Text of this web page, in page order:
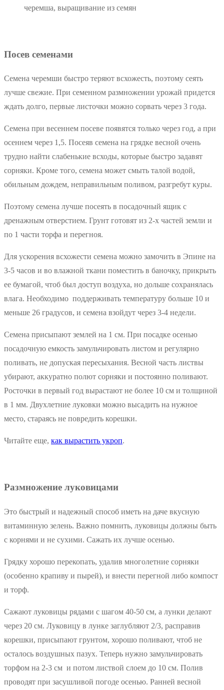
черемша, выращивание из семян
Посев семенами
Семена черемши быстро теряют всхожесть, поэтому сеять
лучше свежие. При семенном размножении урожай придется
ждать долго, первые листочки можно сорвать через 3 года.
Семена при весеннем посеве появятся только через год, а при
осеннем через 1,5. Посеяв семена на грядке весной очень
трудно найти слабенькие всходы, которые быстро задавят
сорняки. Кроме того, семена может смыть талой водой,
обильным дождем, неправильным поливом, разгребут куры.
Поэтому семена лучше посеять в посадочный ящик с
дренажным отверстием. Грунт готовят из 2-х частей земли и
по 1 части торфа и перегноя.
Для ускорения всхожести семена можно замочить в Эпине на
3-5 часов и во влажной ткани поместить в баночку, прикрыть
ее бумагой, чтоб был доступ воздуха, но дольше сохранялась
влага. Необходимо поддерживать температуру больше 10 и
меньше 26 градусов, и семена взойдут через 3-4 недели.
Семена присыпают землей на 1 см. При посадке осенью
посадочную емкость замульчировать листом и регулярно
поливать, не допуская пересыхания. Весной часть листвы
убирают, аккуратно полют сорняки и постоянно поливают.
Росточки в первый год вырастают не более 10 см и толщиной
в 1 мм. Двухлетние луковки можно высадить на нужное
место, стараясь не повредить корешки.
Читайте еще, как вырастить укроп.
Размножение луковицами
Это быстрый и надежный способ иметь на даче вкусную
витаминную зелень. Важно помнить, луковицы должны быть
с корнями и не сухими. Сажать их лучше осенью.
Грядку хорошо перекопать, удалив многолетние сорняки
(особенно крапиву и пырей), и внести перегной либо компост
и торф.
Сажают луковицы рядами с шагом 40-50 см, а лунки делают
через 20 см. Луковицу в лунке заглубляют 2/3, расправив
корешки, присыпают грунтом, хорошо поливают, чтоб не
осталось воздушных пазух. Теперь нужно замульчировать
торфом на 2-3 см и потом листвой слоем до 10 см. Полив
проводят при засушливой погоде осенью. Ранней весной